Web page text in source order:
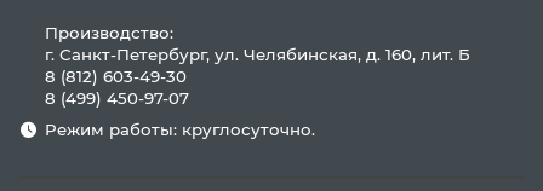
Производство:
г. Санкт-Петербург, ул. Челябинская, д. 160, лит. Б
8 (812) 603-49-30
8 (499) 450-97-07
Режим работы: круглосуточно.